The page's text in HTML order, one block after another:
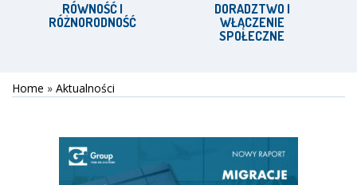
RÓWNOŚĆ I
RÓŻNORODNOŚĆ
DORADZTWO I
WŁĄCZENIE
SPOŁECZNE
Home » Aktualności